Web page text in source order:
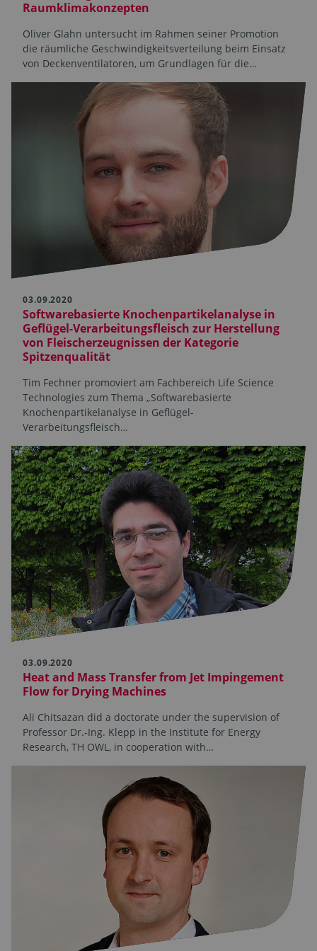
Raumklimakonzepten
Oliver Glahn untersucht im Rahmen seiner Promotion
die räumliche Geschwindigkeitsverteilung beim Einsatz
von Deckenventilatoren, um Grundlagen für die…
03.09.2020
Softwarebasierte Knochenpartikelanalyse in
Geflügel-Verarbeitungsfleisch zur Herstellung
von Fleischerzeugnissen der Kategorie
Spitzenqualität
Tim Fechner promoviert am Fachbereich Life Science
Technologies zum Thema „Softwarebasierte
Knochenpartikelanalyse in Geflügel-
Verarbeitungsfleisch…
03.09.2020
Heat and Mass Transfer from Jet Impingement
Flow for Drying Machines
Ali Chitsazan did a doctorate under the supervision of
Professor Dr.-Ing. Klepp in the Institute for Energy
Research, TH OWL, in cooperation with…